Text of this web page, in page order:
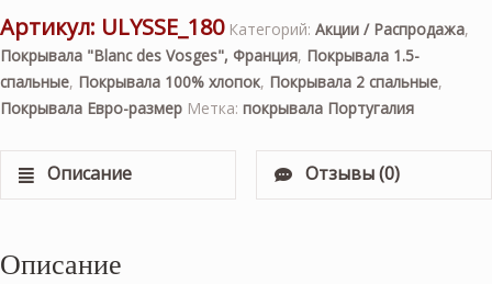
Артикул: ULYSSE_180 Категорий: Акции / Распродажа,
Покрывала "Blanc des Vosges", Франция, Покрывала 1.5-
спальные, Покрывала 100% хлопок, Покрывала 2 спальные,
Покрывала Евро-размер Метка: покрывала Португалия
Описание Отзывы (0)
Описание